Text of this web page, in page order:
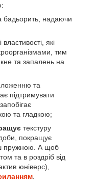
бадьорить, надаючи
які
тим
та запалень на
та
підтримувати
та гладкою;
текстуру
покращує
пружною. А щоб
та в роздріб від
юніверс),